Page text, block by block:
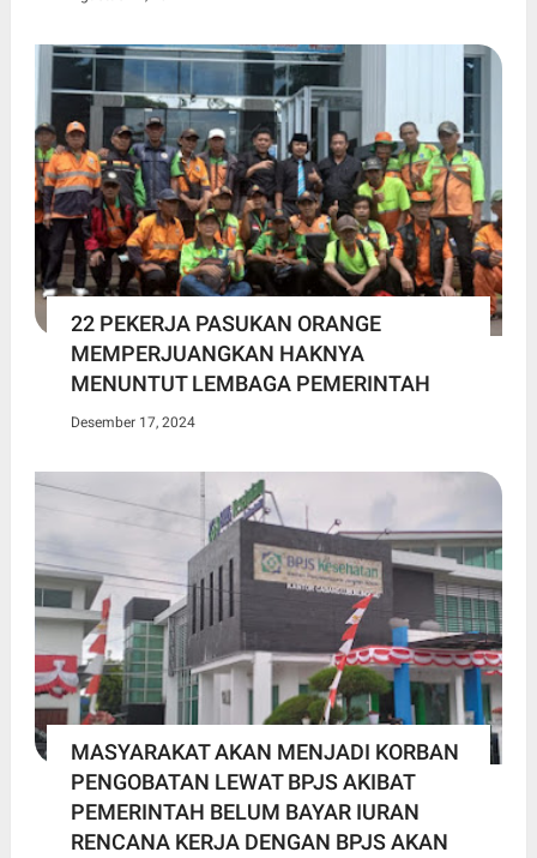
22 PEKERJA PASUKAN ORANGE
MEMPERJUANGKAN HAKNYA
MENUNTUT LEMBAGA PEMERINTAH
Desember 17, 2024
MASYARAKAT AKAN MENJADI KORBAN
PENGOBATAN LEWAT BPJS AKIBAT
PEMERINTAH BELUM BAYAR IURAN
RENCANA KERJA DENGAN BPJS AKAN